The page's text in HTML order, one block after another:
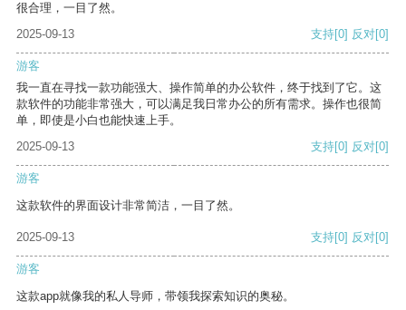
很合理，一目了然。
2025-09-13
支持[0] 反对[0]
游客
我一直在寻找一款功能强大、操作简单的办公软件，终于找到了它。这
款软件的功能非常强大，可以满足我日常办公的所有需求。操作也很简
单，即使是小白也能快速上手。
2025-09-13
支持[0] 反对[0]
游客
这款软件的界面设计非常简洁，一目了然。
2025-09-13 支持[0] 反对[0]
游客
这款app就像我的私人导师，带领我探索知识的奥秘。